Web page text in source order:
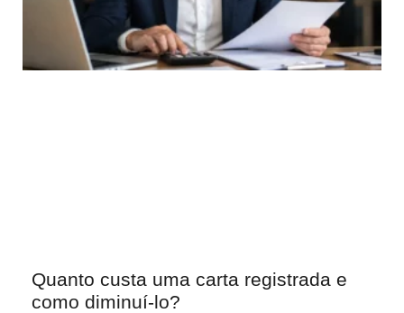
Quanto custa uma carta registrada e
como diminuí-lo?